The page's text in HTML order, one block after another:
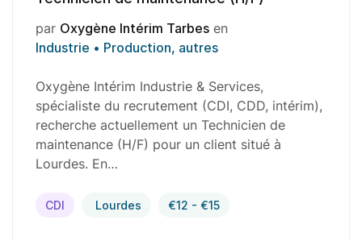
par Oxygène Intérim Tarbes en
Industrie • Production, autres
Oxygène Intérim Industrie & Services,
spécialiste du recrutement (CDI, CDD, intérim),
recherche actuellement un Technicien de
maintenance (H/F) pour un client situé à
Lourdes. En…
CDI Lourdes €12 - €15